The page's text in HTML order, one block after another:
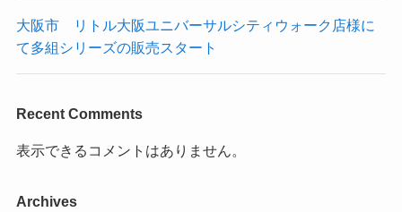
大阪市 リトル大阪ユニバーサルシティウォーク店様に
て多組シリーズの販売スタート
Recent Comments
表示できるコメントはありません。
Archives